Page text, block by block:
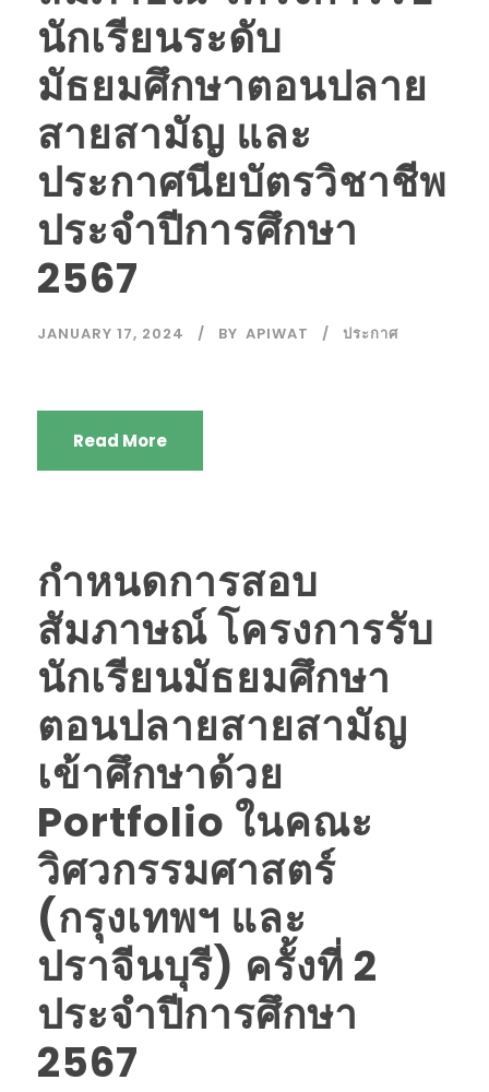
นักเรียนระดับ
มัธยมศึกษาตอนปลาย
สายสามัญ และ
ประกาศนียบัตรวิชาชีพ
ประจำปีการศึกษา
2567
JANUARY 17, 2024 BY APIWAT ประกาศ
Read More
กำหนดการสอบ
สัมภาษณ์ โครงการรับ
นักเรียนมัธยมศึกษา
ตอนปลายสายสามัญ
เข้าศึกษาด้วย
Portfolio ในคณะ
วิศวกรรมศาสตร์
(กรุงเทพฯ และ
ปราจีนบุรี) ครั้งที่ 2
ประจำปีการศึกษา
2567